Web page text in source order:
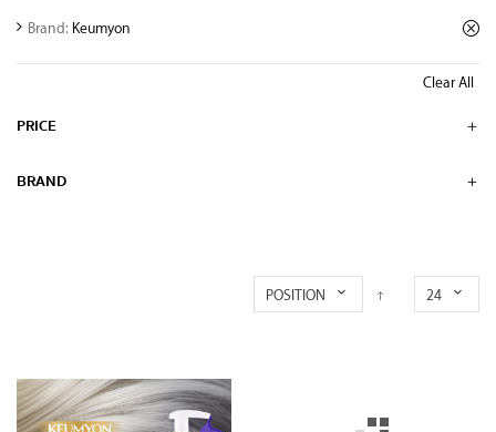
Brand: Keumyon
Clear All
PRICE
BRAND
POSITION 24